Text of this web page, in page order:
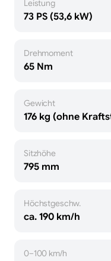
Leistung
73 PS (53,6 kW)
Drehmoment
65 Nm
Gewicht
176 kg (ohne
Sitzhöhe
795 mm
Höchstgeschw.
ca. 190 km/h
0–100 km/h